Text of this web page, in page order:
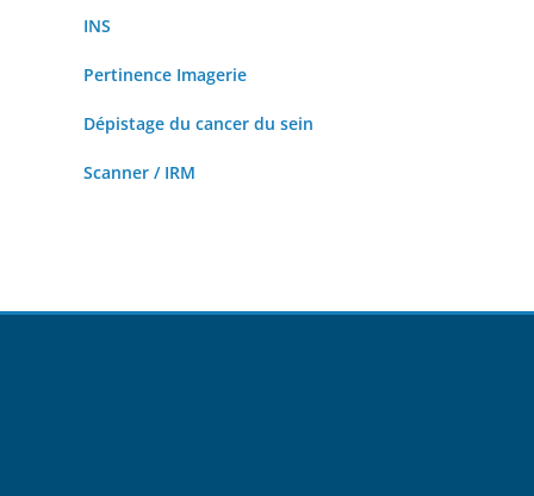
INS
Pertinence Imagerie
Dépistage du cancer du sein
Scanner / IRM